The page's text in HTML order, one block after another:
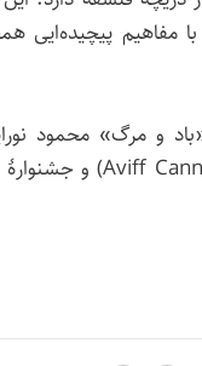
با مفاهیم
و مرگ» محمود